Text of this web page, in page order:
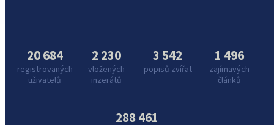
20 684
registrovaných
uživatelů
2 230
vložených
inzerátů
3 542
popisů zvířat
1 496
zajímavých
článků
288 461